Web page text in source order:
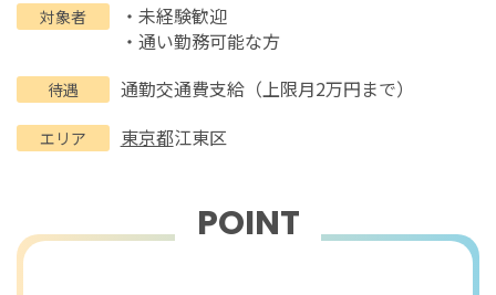
対象者
・未経験歓迎
・通い勤務可能な方
待遇 通勤交通費支給（上限月2万円まで）
エリア 東京都江東区
POINT